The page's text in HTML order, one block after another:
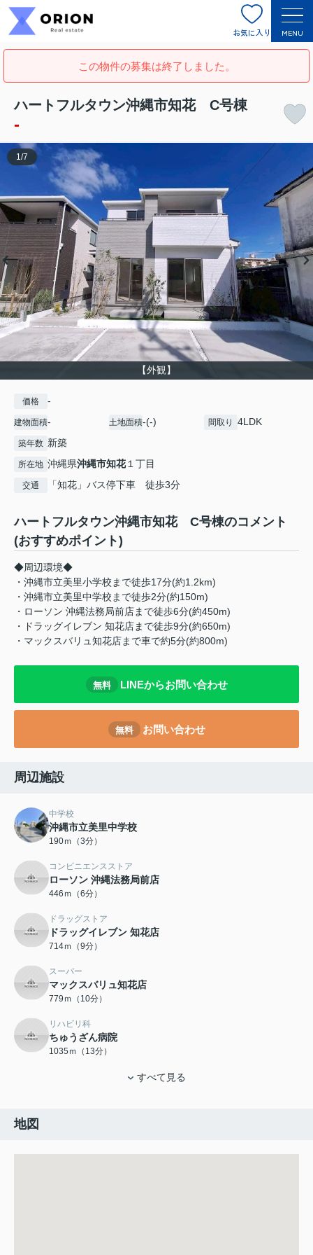
お気に入り MENU
この物件の募集は終了しました。
ハートフルタウン沖縄市知花 C号棟
-
【外観】
1 /7
価格 -
建物面積- 土地面積-(-) 間取り 4LDK
築年数 新築
所在地 沖縄県沖縄市知花１丁目
交通 「知花」バス停下車 徒歩3分
ハートフルタウン沖縄市知花 C号棟のコメント
(おすすめポイント)
◆周辺環境◆
・沖縄市立美里小学校まで徒歩17分(約1.2km)
・沖縄市立美里中学校まで徒歩2分(約150m)
・ローソン 沖縄法務局前店まで徒歩6分(約450m)
・ドラッグイレブン 知花店まで徒歩9分(約650m)
・マックスバリュ知花店まで車で約5分(約800m)
無料 LINEからお問い合わせ
無料 お問い合わせ
周辺施設
中学校
沖縄市立美里中学校
190ｍ（3分）
コンビニエンスストア
ローソン 沖縄法務局前店
446ｍ（6分）
ドラッグストア
ドラッグイレブン 知花店
714ｍ（9分）
スーパー
マックスバリュ知花店
779ｍ（10分）
リハビリ科
ちゅうざん病院
1035ｍ（13分）
すべて見る
地図